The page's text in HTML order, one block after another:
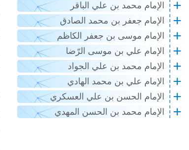
الإمام محمد بن علي الباقر
الإمام جعفر بن محمد الصادق
الإمام موسى بن جعفر الكاظم
الإمام علي بن موسى الرّضا
الإمام محمد بن علي الجواد
الإمام علي بن محمد الهادي
الإمام الحسن بن علي العسكري
الإمام محمد بن الحسن المهدي